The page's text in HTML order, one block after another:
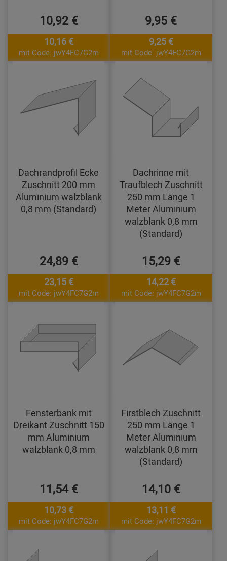
10,92 €
10,16 €
mit Code: jwY4FC7G2m
9,95 €
9,25 €
mit Code: jwY4FC7G2m
Dachrandprofil Ecke
Zuschnitt 200 mm
Aluminium walzblank
0,8 mm (Standard)
24,89 €
23,15 €
mit Code: jwY4FC7G2m
Dachrinne mit
Traufblech Zuschnitt
250 mm Länge 1
Meter Aluminium
walzblank 0,8 mm
(Standard)
15,29 €
14,22 €
mit Code: jwY4FC7G2m
Fensterbank mit
Dreikant Zuschnitt 150
mm Aluminium
walzblank 0,8 mm
11,54 €
10,73 €
mit Code: jwY4FC7G2m
Firstblech Zuschnitt
250 mm Länge 1
Meter Aluminium
walzblank 0,8 mm
(Standard)
14,10 €
13,11 €
mit Code: jwY4FC7G2m